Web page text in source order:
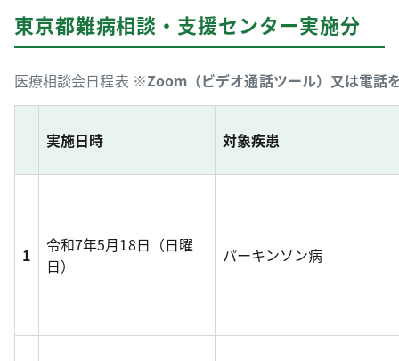
東京都難病相談・支援センター実施分
医療相談会日程表 ※Zoom（ビデオ通話ツール）又は電話
実施日時 対象疾患
1
令和7年5月18日（日曜
日）
パーキンソン病